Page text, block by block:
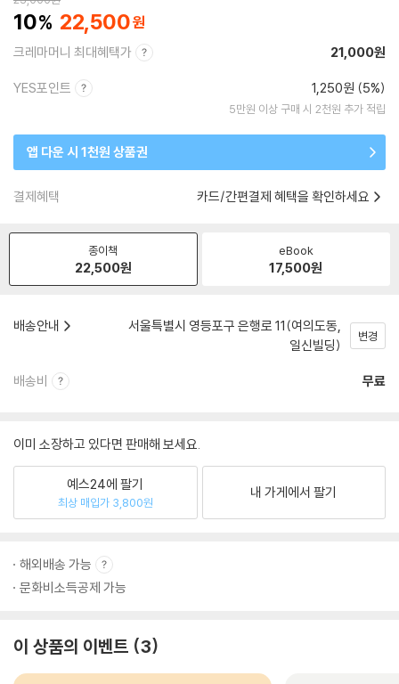
10 22,500
크레마머니 최대혜택가 21,000원
YES포인트 1,250원 (5%)
5만원 이상 구매 시 2천원 추가 적립
앱 다운 시 1천원 상품권
결제혜택 카드/간편결제 혜택을 확인하세요
종이책
22,500원
eBook
17,500원
배송안내
서울특별시 영등포구 은행로 11(여의도동,
일신빌딩)
변경
배송비 무료
이미 소장하고 있다면 판매해 보세요.
예스24에 팔기
최상 매입가 3,800원
내 가게에서 팔기
해외배송 가능
문화비소득공제 가능
이 상품의 이벤트 3